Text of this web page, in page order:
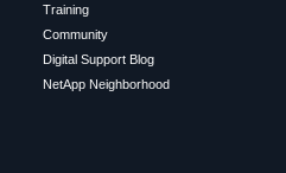
Training
Community
Digital Support Blog
NetApp Neighborhood